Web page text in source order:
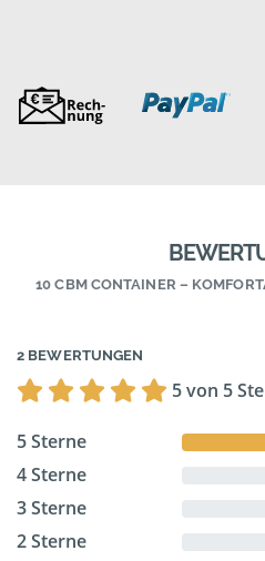
10 CBM CONTAINER –
2 BEWERTUNGEN
5 von 5
5 Sterne
4 Sterne
3 Sterne
2 Sterne